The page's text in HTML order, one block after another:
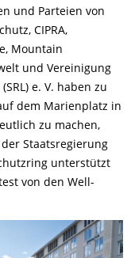
und Parteien von
CIPRA,
Mountain
und Vereinigung
e. V. haben zu
dem Marienplatz in
zu machen,
Staatsregierung
unterstützt
von den Well-